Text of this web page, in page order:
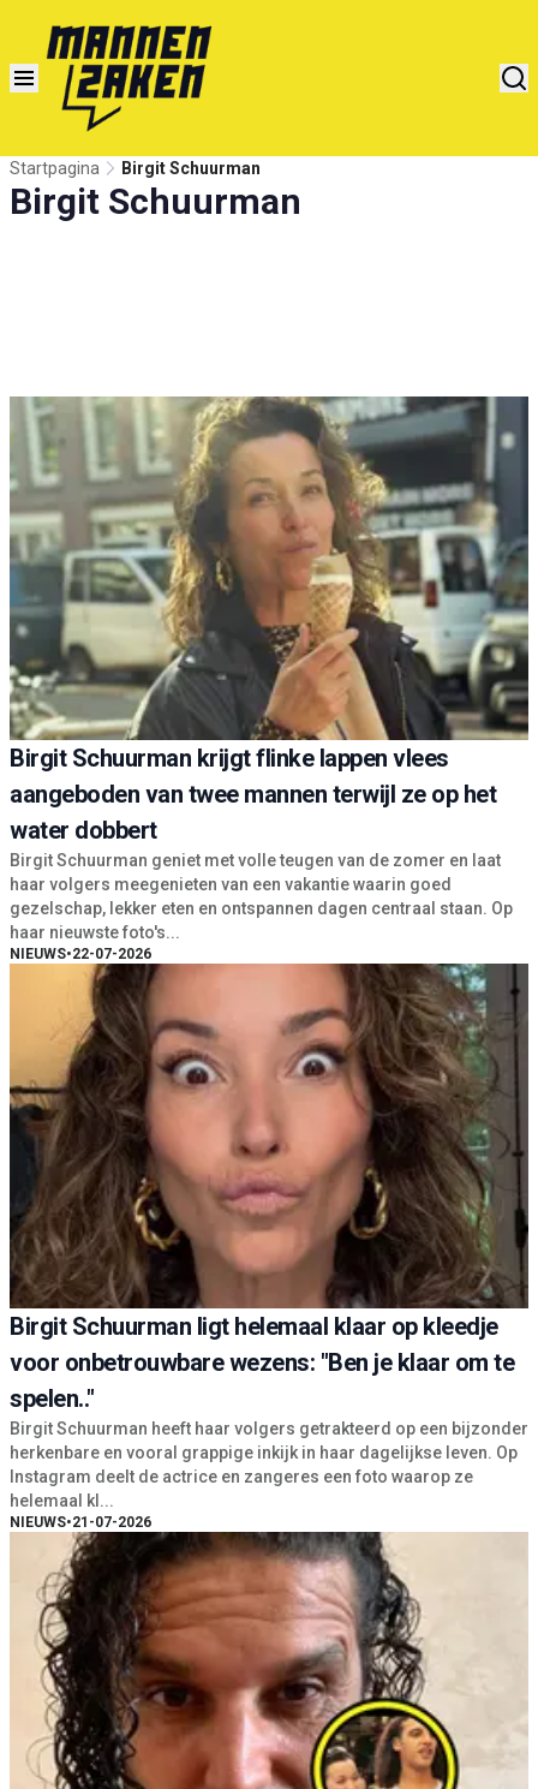
Startpagina Birgit Schuurman
Birgit Schuurman
Birgit Schuurman krijgt flinke lappen vlees
aangeboden van twee mannen terwijl ze op het
water dobbert
Birgit Schuurman geniet met volle teugen van de zomer en laat
haar volgers meegenieten van een vakantie waarin goed
gezelschap, lekker eten en ontspannen dagen centraal staan. Op
haar nieuwste foto's...
NIEUWS•22-07-2026
Birgit Schuurman ligt helemaal klaar op kleedje
voor onbetrouwbare wezens: "Ben je klaar om te
spelen.."
Birgit Schuurman heeft haar volgers getrakteerd op een bijzonder
herkenbare en vooral grappige inkijk in haar dagelijkse leven. Op
Instagram deelt de actrice en zangeres een foto waarop ze
helemaal kl...
NIEUWS•21-07-2026